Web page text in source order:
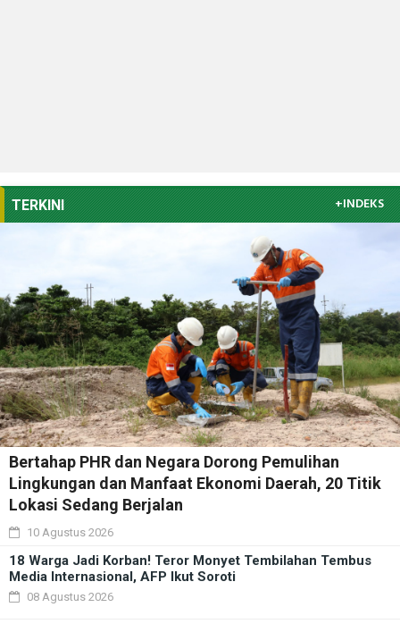
TERKINI +INDEKS
Bertahap PHR dan Negara Dorong Pemulihan
Lingkungan dan Manfaat Ekonomi Daerah, 20 Titik
Lokasi Sedang Berjalan
10 Agustus 2026
18 Warga Jadi Korban! Teror Monyet Tembilahan Tembus
Media Internasional, AFP Ikut Soroti
08 Agustus 2026